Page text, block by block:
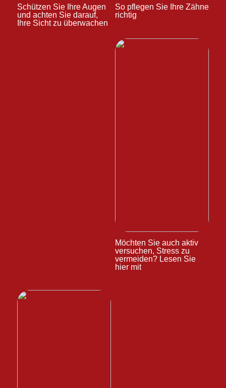
Schützen Sie Ihre Augen
und achten Sie darauf,
Ihre Sicht zu überwachen
So pflegen Sie Ihre Zähne
richtig
Möchten Sie auch aktiv
versuchen, Stress zu
vermeiden? Lesen Sie
hier mit